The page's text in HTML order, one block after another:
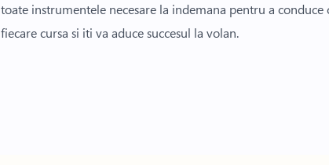
toate instrumentele necesare la indemana pentru a
fiecare cursa si iti va aduce succesul la volan.